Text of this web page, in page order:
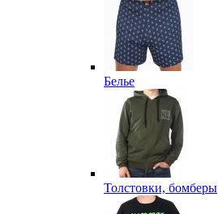
Белье
Толстовки, бомберы